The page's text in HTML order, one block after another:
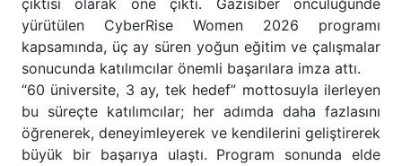
çıktısı olarak öne çıktı. Gazisiber öncülüğünde
yürütülen CyberRise Women 2026 programı
kapsamında, üç ay süren yoğun eğitim ve çalışmalar
sonucunda katılımcılar önemli başarılara imza attı.
“60 üniversite, 3 ay, tek hedef” mottosuyla ilerleyen
bu süreçte katılımcılar; her adımda daha fazlasını
öğrenerek, deneyimleyerek ve kendilerini geliştirerek
büyük bir başarıya ulaştı. Program sonunda elde